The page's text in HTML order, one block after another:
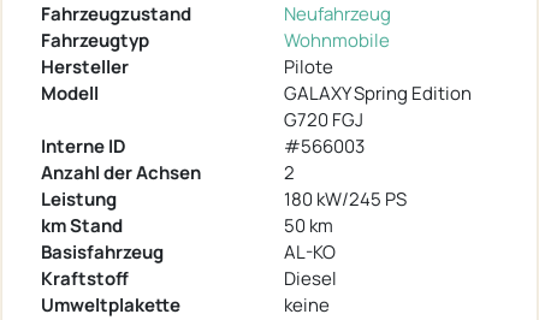
Fahrzeugzustand
Neufahrzeug
Fahrzeugtyp
Wohnmobile
Hersteller
Pilote
Modell
GALAXY Spring Edition
G720 FGJ
Interne ID
#566003
Anzahl der Achsen
2
Leistung
180 kW/245 PS
km Stand
50 km
Basisfahrzeug
AL-KO
Kraftstoff
Diesel
Umweltplakette
keine